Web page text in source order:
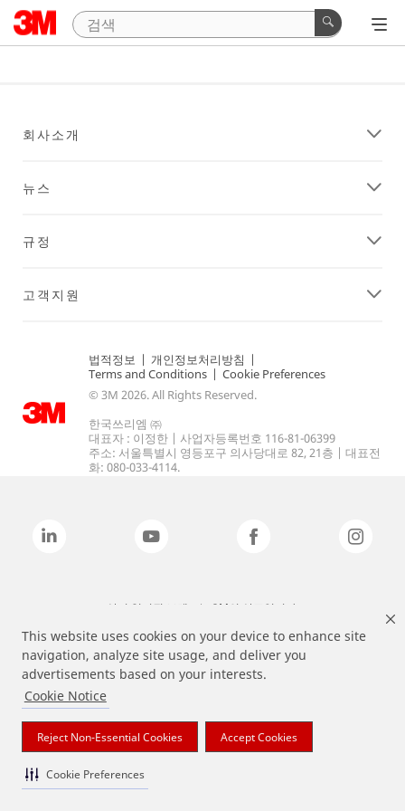
This website uses cookies on your device to enhance site
navigation, analyze site usage, and deliver you
advertisements based on your interests.
Cookie Notice
Reject Non-Essential Cookies Accept Cookies
Cookie Preferences
회사소개
뉴스
규정
고객지원
법적정보 | 개인정보처리방침 |
Terms and Conditions | Cookie Preferences
© 3M 2026. All Rights Reserved.
한국쓰리엠 ㈜
대표자 : 이정한 | 사업자등록번호 116-81-06399
주소: 서울특별시 영등포구 의사당대로 82, 21층 | 대표전
화: 080-033-4114.
상기 열거된 브랜드는 3M의 상표입니다.